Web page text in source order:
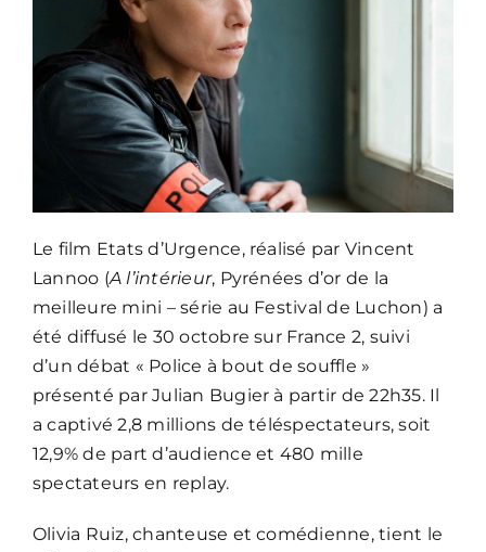
Le film Etats d’Urgence, réalisé par Vincent
Lannoo (A l’intérieur, Pyrénées d’or de la
meilleure mini – série au Festival de Luchon) a
été diffusé le 30 octobre sur France 2, suivi
d’un débat « Police à bout de souffle »
présenté par Julian Bugier à partir de 22h35. Il
a captivé 2,8 millions de téléspectateurs, soit
12,9% de part d’audience et 480 mille
spectateurs en replay.
Olivia Ruiz, chanteuse et comédienne, tient le